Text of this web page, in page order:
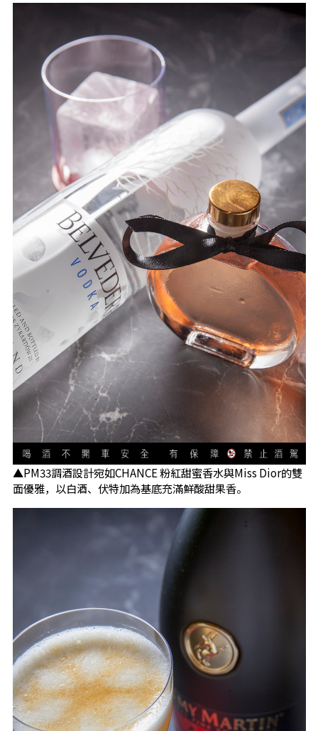
▲PM33調酒設計宛如CHANCE 粉紅甜蜜香水與Miss Dior的雙
面優雅，以白酒、伏特加為基底充滿鮮酸甜果香。